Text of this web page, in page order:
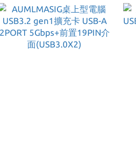
卡